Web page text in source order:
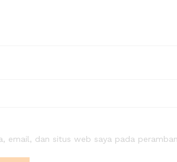
email, dan situs web saya pada